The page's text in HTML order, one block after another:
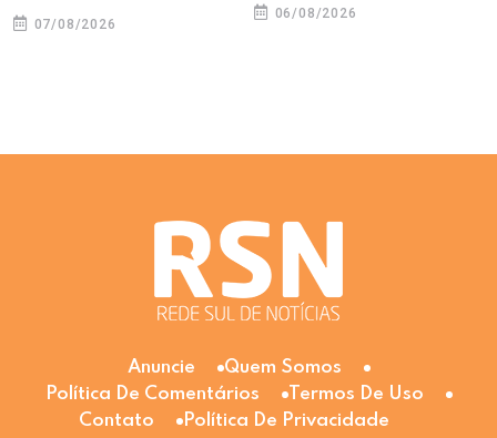
07/08/2026
06/08/2026
Anuncie
Quem Somos
Política De Comentários
Termos De Uso
Contato
Política De Privacidade